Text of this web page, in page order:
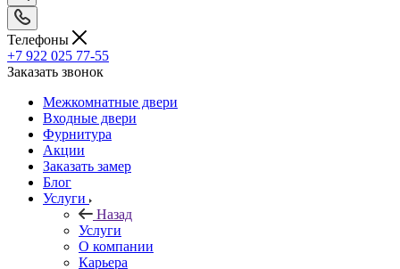
Телефоны
+7 922 025 77-55
Заказать звонок
Межкомнатные двери
Входные двери
Фурнитура
Акции
Заказать замер
Блог
Услуги
Назад
Услуги
О компании
Карьера